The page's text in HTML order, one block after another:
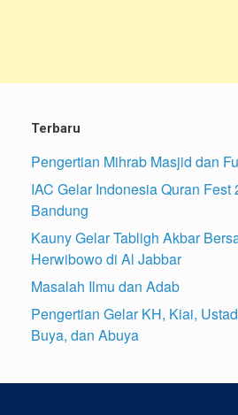
Terbaru
Pengertian Mihrab Masjid dan
IAC Gelar Indonesia Quran Fest
Bandung
Kauny Gelar Tabligh Akbar
Herwibowo di Al Jabbar
Masalah Ilmu dan Adab
Pengertian Gelar KH, Kiai,
Buya, dan Abuya